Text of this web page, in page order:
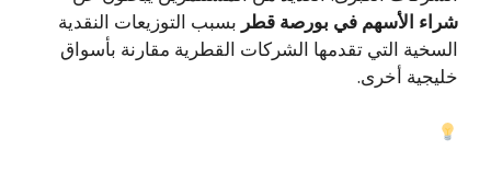
شراء الأسهم في بورصة قطر بسبب التوزيعات النقدية
السخية التي تقدمها الشركات القطرية مقارنة بأسواق
خليجية أخرى.